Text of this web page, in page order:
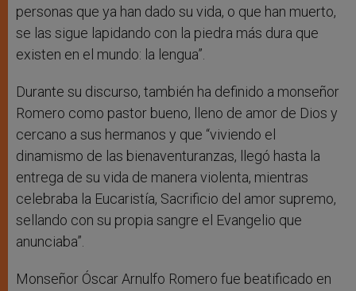
personas que ya han dado su vida, o que han muerto,
se las sigue lapidando con la piedra más dura que
existen en el mundo: la lengua”.
Durante su discurso, también ha definido a monseñor
Romero como pastor bueno, lleno de amor de Dios y
cercano a sus hermanos y que “viviendo el
dinamismo de las bienaventuranzas, llegó hasta la
entrega de su vida de manera violenta, mientras
celebraba la Eucaristía, Sacrificio del amor supremo,
sellando con su propia sangre el Evangelio que
anunciaba”.
Monseñor Óscar Arnulfo Romero fue beatificado en